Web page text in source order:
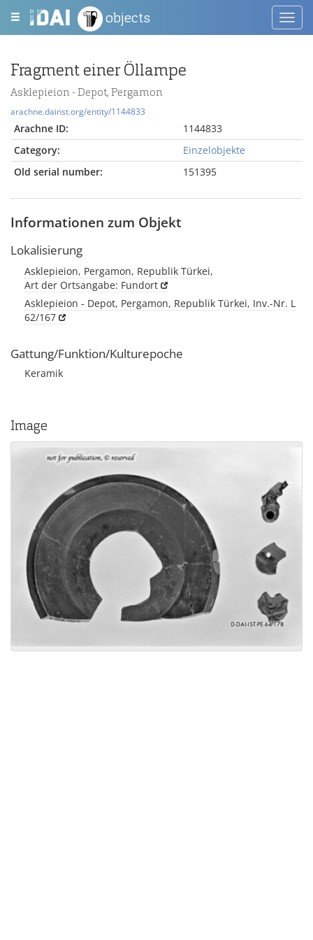
objects
Fragment einer Öllampe
Asklepieion - Depot, Pergamon
arachne.dainst.org/entity/1144833
Arachne ID:
1144833
Category:
Einzelobjekte
Old serial number:
151395
Informationen zum Objekt
Lokalisierung
Asklepieion, Pergamon, Republik Türkei,
Art der Ortsangabe: Fundort
Asklepieion - Depot, Pergamon, Republik Türkei, Inv.-Nr. L
62/167
Gattung/Funktion/Kulturepoche
Keramik
Image